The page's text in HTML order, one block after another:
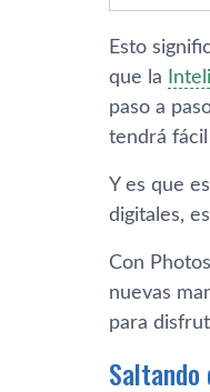
Esto
que la
paso a
tendrá
Y es que
digitales,
Con
nuevas
para